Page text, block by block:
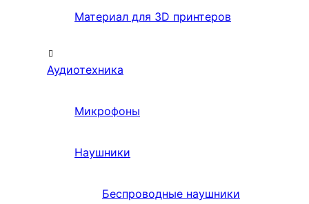
Материал для 3D принтеров
Аудиотехника
Микрофоны
Наушники
Беспроводные наушники